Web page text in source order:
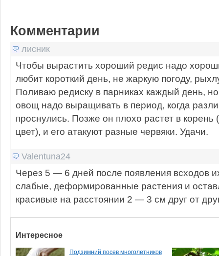
Комментарии
лисник
Чтобы вырастить хороший редис надо
любит короткий день, не жаркую погоду,
Поливаю редиску в парниках каждый день,
овощ надо выращивать в период, когда
проснулись. Позже он плохо растет в корень
цвет), и его атакуют разные червяки. Удачи.
Valentuna24
Через 5 — 6 дней после появления всходов
слабые, деформированные растения и
красивые на расстоянии 2 — 3 см друг от
Интересное
Подзимний посев многолетников